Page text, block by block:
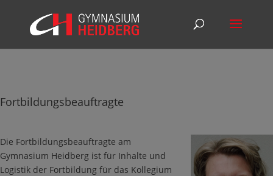
Fortbildungsbeauftragte
Die Fortbildungsbeauftragte am
Gymnasium Heidberg ist für Inhalte und
Logistik der Fortbildung für das Kollegium